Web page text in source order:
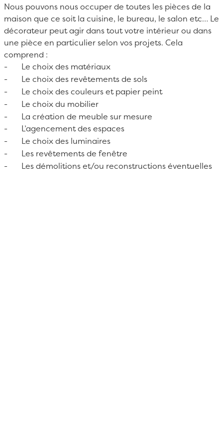
Nous pouvons nous occuper de toutes les pièces de la
maison que ce soit la cuisine, le bureau, le salon etc… Le
décorateur peut agir dans tout votre intérieur ou dans
une pièce en particulier selon vos projets. Cela
comprend :
- Le choix des matériaux
- Le choix des revêtements de sols
- Le choix des couleurs et papier peint
- Le choix du mobilier
- La création de meuble sur mesure
- L’agencement des espaces
- Le choix des luminaires
- Les revêtements de fenêtre
- Les démolitions et/ou reconstructions éventuelles